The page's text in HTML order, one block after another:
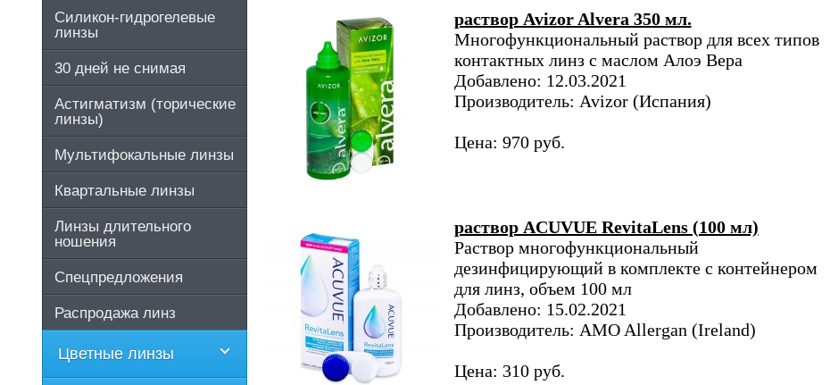
раствор Avizor Alvera 350 мл.
Многофункциональный раствор для всех типов
контактных линз с маслом Алоэ Вера
Добавлено: 12.03.2021
Производитель: Avizor (Испания)
Цена: 970 руб.
раствор ACUVUE RevitaLens (100 мл)
Раствор многофункциональный
дезинфицирующий в комплекте с контейнером
для линз, объем 100 мл
Добавлено: 15.02.2021
Производитель: AMO Allergan (Ireland)
Цена: 310 руб.
Силикон-гидрогелевые
линзы
30 дней не снимая
Астигматизм (торические
линзы)
Мультифокальные линзы
Квартальные линзы
Линзы длительного
ношения
Спецпредложения
Распродажа линз
Цветные линзы